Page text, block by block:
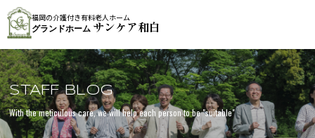
福岡の介護付き有料老人ホーム
グランドホーム サンケア和白
STAFF BLOG
With the meticulous care, we will help each person to be "suitable"